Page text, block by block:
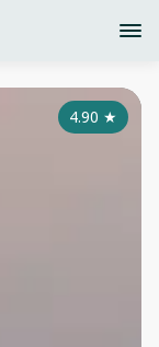
4.90 ★